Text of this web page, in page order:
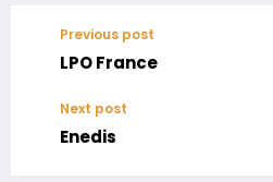
Previous post
LPO France
Next post
Enedis